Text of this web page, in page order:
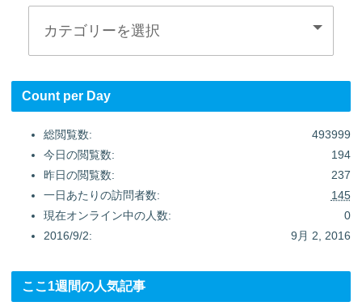
Count per Day
493999
総閲覧数:
194
今日の閲覧数:
237
昨日の閲覧数:
145
一日あたりの訪問者数:
0
現在オンライン中の人数:
9月 2, 2016
2016/9/2:
ここ1週間の人気記事